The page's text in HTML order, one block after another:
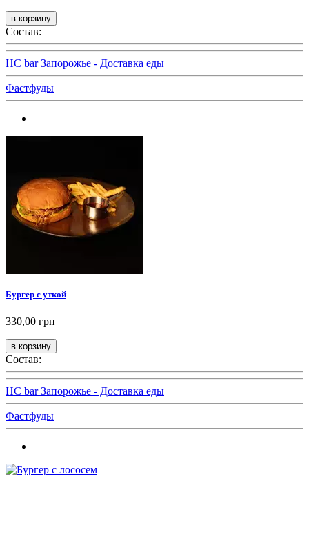
Состав:
HC bar Запорожье - Доставка еды
Фастфуды
Бургер с уткой
330,00 грн
Состав:
HC bar Запорожье - Доставка еды
Фастфуды